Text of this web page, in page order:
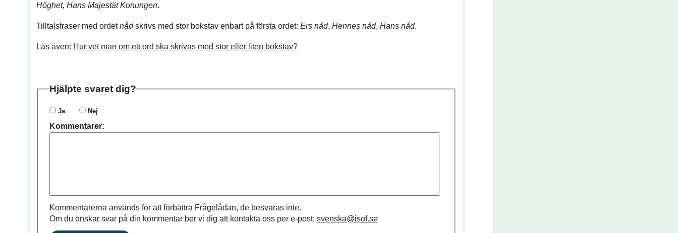
Höghet, Hans Majestät Konungen.
Tilltalsfraser med ordetnådskrivs med stor bokstav enbart på första ordet: Ers nåd, Hennes nåd, Hans nåd.
Läs även: Hur vet man om ett ord ska skrivas med stor eller liten bokstav?
Hjälpte svaret dig?
Ja Nej
Kommentarer:
Kommentarerna används för att förbättra Frågelådan, de besvaras inte.
Om du önskar svar på din kommentar ber vi dig att kontakta oss per e-post: svenska@isof.se